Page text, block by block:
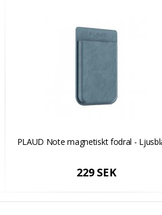
PLAUD Note magnetiskt fodral -
229 SEK